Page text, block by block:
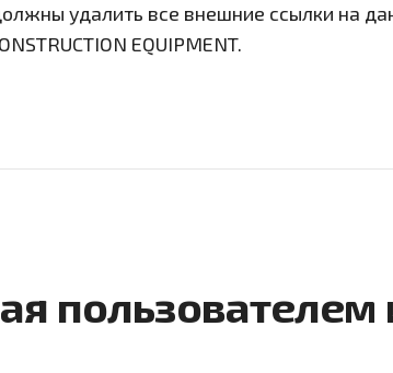
удалить все внешние ссылки на
EQUIPMENT.